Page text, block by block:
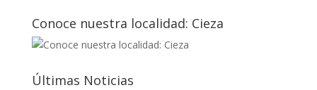
Conoce nuestra localidad: Cieza
Últimas Noticias